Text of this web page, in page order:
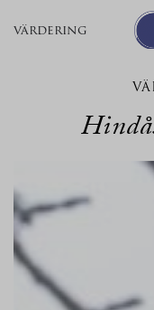
värdering